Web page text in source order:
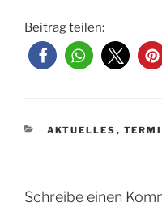
Beitrag teilen:
KATEGORIEN
AKTUELLES ,
Schreibe einen